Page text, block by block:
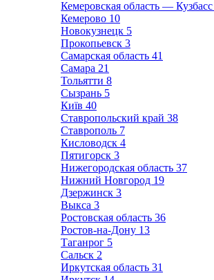
Кемеровская область — Кузбасс
Кемерово 10
Новокузнецк 5
Прокопьевск 3
Самарская область 41
Самара 21
Тольятти 8
Сызрань 5
Київ 40
Ставропольский край 38
Ставрополь 7
Кисловодск 4
Пятигорск 3
Нижегородская область 37
Нижний Новгород 19
Дзержинск 3
Выкса 3
Ростовская область 36
Ростов-на-Дону 13
Таганрог 5
Сальск 2
Иркутская область 31